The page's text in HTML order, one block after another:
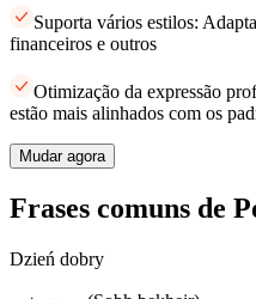
Suporta vários estilos:
financeiros e outros
Otimização da expressão
estão mais alinhados com os
Mudar agora
Frases comuns de
Dzień dobry